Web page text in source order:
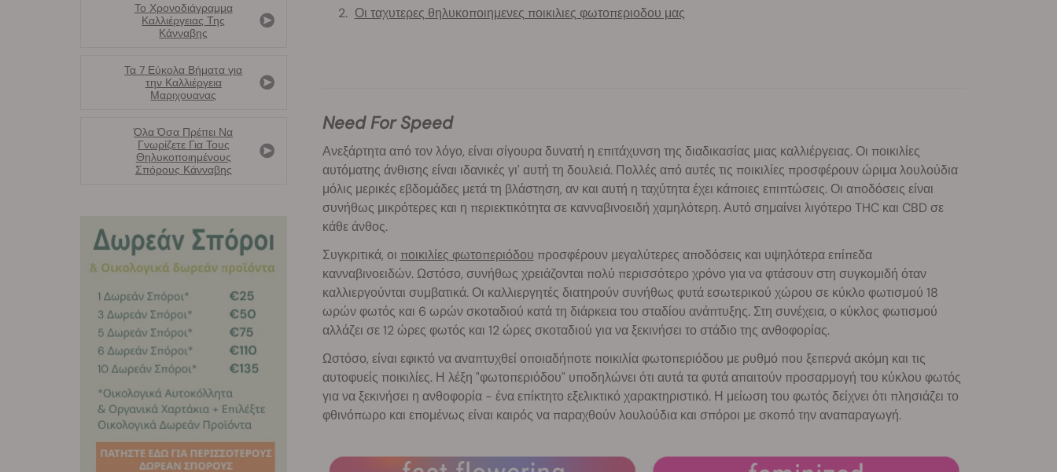
Οι ταχυτερες θηλυκοποιημενες ποικιλιες φωτοπεριοδου μας
Need For Speed
Ανεξάρτητα από τον λόγο, είναι σίγουρα δυνατή η επιτάχυνση της διαδικασίας μιας καλλιέργειας. Οι ποικιλίες
αυτόματης άνθισης είναι ιδανικές γι' αυτή τη δουλειά. Πολλές από αυτές τις ποικιλίες προσφέρουν ώριμα λουλούδια
μόλις μερικές εβδομάδες μετά τη βλάστηση, αν και αυτή η ταχύτητα έχει κάποιες επιπτώσεις. Οι αποδόσεις είναι
συνήθως μικρότερες και η περιεκτικότητα σε κανναβινοειδή χαμηλότερη. Αυτό σημαίνει λιγότερο THC και CBD σε
κάθε άνθος.
Συγκριτικά, οι ποικιλίες φωτοπεριόδου προσφέρουν μεγαλύτερες αποδόσεις και υψηλότερα επίπεδα
κανναβινοειδών. Ωστόσο, συνήθως χρειάζονται πολύ περισσότερο χρόνο για να φτάσουν στη συγκομιδή όταν
καλλιεργούνται συμβατικά. Οι καλλιεργητές διατηρούν συνήθως φυτά εσωτερικού χώρου σε κύκλο φωτισμού 18
ωρών φωτός και 6 ωρών σκοταδιού κατά τη διάρκεια του σταδίου ανάπτυξης. Στη συνέχεια, ο κύκλος φωτισμού
αλλάζει σε 12 ώρες φωτός και 12 ώρες σκοταδιού για να ξεκινήσει το στάδιο της ανθοφορίας.
Ωστόσο, είναι εφικτό να αναπτυχθεί οποιαδήποτε ποικιλία φωτοπεριόδου με ρυθμό που ξεπερνά ακόμη και τις
αυτοφυείς ποικιλίες. Η λέξη "φωτοπεριόδου" υποδηλώνει ότι αυτά τα φυτά απαιτούν προσαρμογή του κύκλου φωτός
για να ξεκινήσει η ανθοφορία - ένα επίκτητο εξελικτικό χαρακτηριστικό. Η μείωση του φωτός δείχνει ότι πλησιάζει το
φθινόπωρο και επομένως είναι καιρός να παραχθούν λουλούδια και σπόροι με σκοπό την αναπαραγωγή.
Το Χρονοδιάγραμμα
Καλλιέργειας Της
Κάνναβης
Τα 7 Εύκολα Βήματα για
την Καλλιέργεια
Μαριχουανας
Όλα Όσα Πρέπει Να
Γνωρίζετε Για Τους
Θηλυκοποιημένους
Σπόρους Κάνναβης